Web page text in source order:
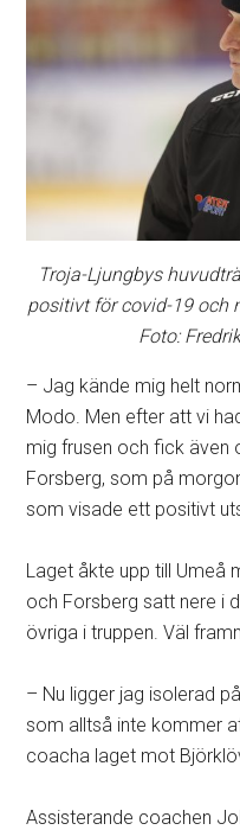
Troja-Ljungbys
positivt för covid-19 och
Foto:
– Jag kände mig helt
Modo. Men efter att vi
mig frusen och fick även
Forsberg, som på
som visade ett positivt
Laget åkte upp till Umeå
och Forsberg satt nere i
övriga i truppen. Väl
– Nu ligger jag isolerad
som alltså inte kommer
coacha laget mot
Assisterande coachen